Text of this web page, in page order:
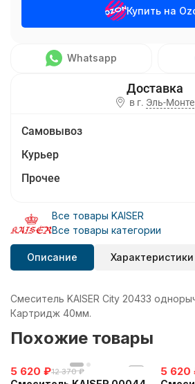
Купить на
Whatsapp
в г. Эль-Монте
Самовывоз
Курьер
Прочее
Все товары KAISER
Все товары категории
Описание Характеристики
Смеситель KAISER City 20433
Картридж 40мм.
Похожие товары
5 620 ₽12 370 ₽ 5 620